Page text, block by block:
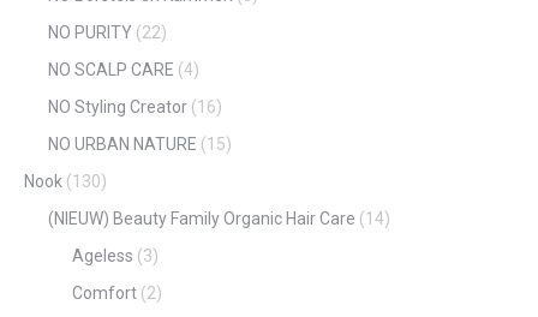
NO PURITY (22)
NO SCALP CARE (4)
NO Styling Creator (16)
NO URBAN NATURE (15)
Nook (130)
(NIEUW) Beauty Family Organic Hair Care (14)
Ageless (3)
Comfort (2)